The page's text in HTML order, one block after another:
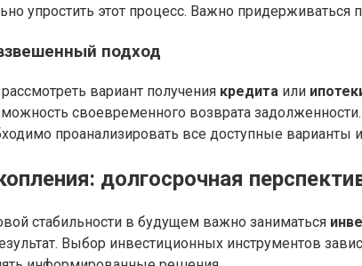
упростить этот процесс. Важно придерживаться
подход
вариант получения кредита или
своевременного возврата
проанализировать все доступные
долгосрочная
стабильности в будущем важно заниматься
Выбор инвестиционных инструментов